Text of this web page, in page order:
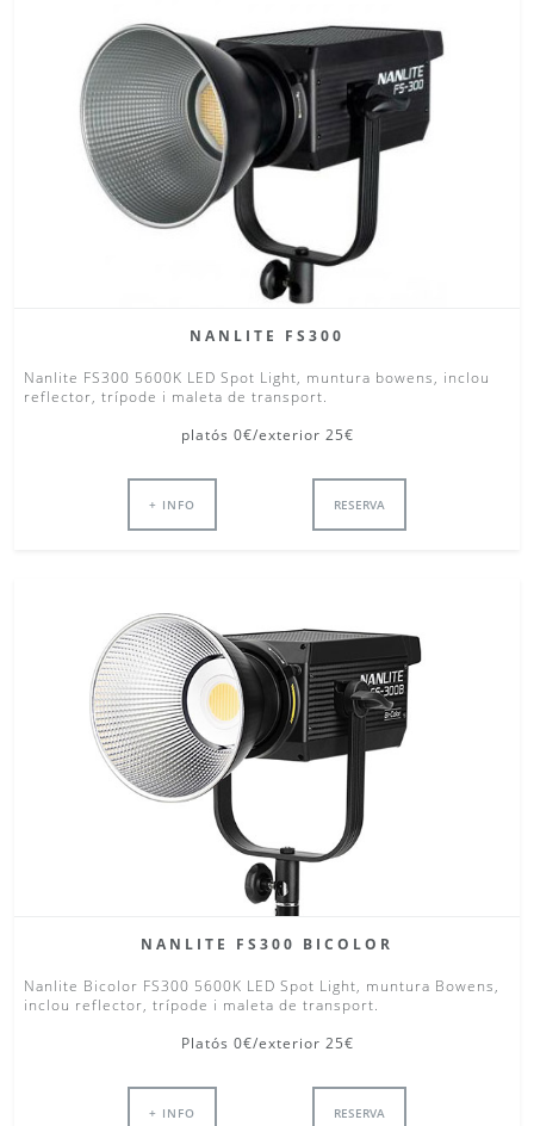
NANLITE FS300
Nanlite FS300 5600K LED Spot Light, muntura bowens, inclou
reflector, trípode i maleta de transport.
platós 0€/exterior 25€
+ INFO RESERVA
NANLITE FS300 BICOLOR
Nanlite Bicolor FS300 5600K LED Spot Light, muntura Bowens,
inclou reflector, trípode i maleta de transport.
Platós 0€/exterior 25€
+ INFO RESERVA